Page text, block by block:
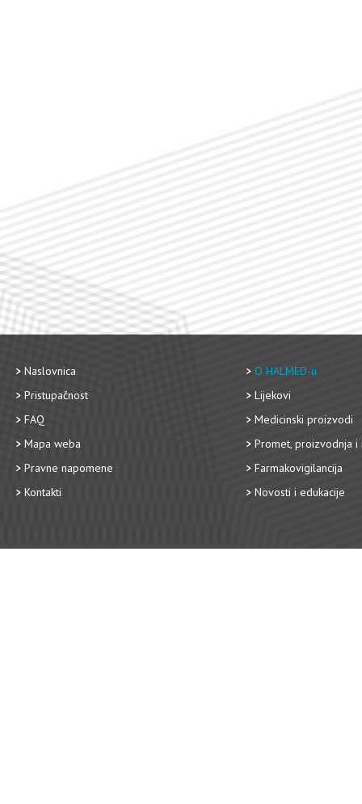
Naslovnica
Pristupačnost
FAQ
Mapa weba
Pravne napomene
Kontakti
O HALMED-u
Lijekovi
Medicinski proizvodi
Promet, proizvodnja i
Farmakovigilancija
Novosti i edukacije